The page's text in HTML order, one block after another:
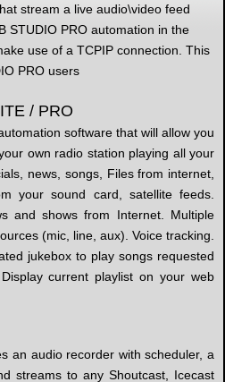
stream a live audio\video feed
STUDIO PRO automation in the
use of a TCPIP connection. This
PRO users
/ PRO
software that will allow you
own radio station playing all your
news, songs, Files from internet,
your sound card, satellite feeds.
and shows from Internet. Multiple
(mic, line, aux). Voice tracking.
jukebox to play songs requested
current playlist on your web
an audio recorder with scheduler, a
streams to any Shoutcast, Icecast